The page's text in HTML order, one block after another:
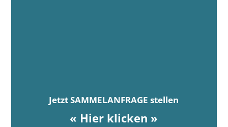
Jetzt SAMMELANFRAGE stellen
« Hier klicken »